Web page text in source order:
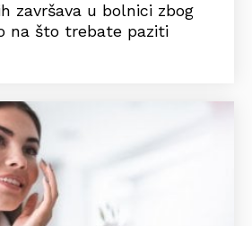
završava u bolnici zbog
na što trebate paziti